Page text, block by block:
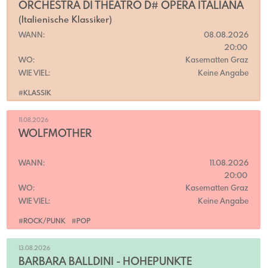
#KLASSIK
ORCHESTRA DI THEATRO D# OPERA ITALIANA
(Italienische Klassiker)
WANN:
08.08.2026
20:00
WO:
Kasematten Graz
WIE VIEL:
Keine Angabe
#ROCK/PUNK #POP
11.08.2026
WOLFMOTHER
WANN:
11.08.2026
20:00
WO:
Kasematten Graz
WIE VIEL:
Keine Angabe
13.08.2026
BARBARA BALLDINI - HÖHEPUNKTE